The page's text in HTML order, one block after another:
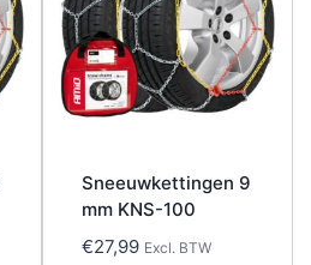
Sneeuwkettingen 9
mm KNS-100
€27,99 Excl. BTW